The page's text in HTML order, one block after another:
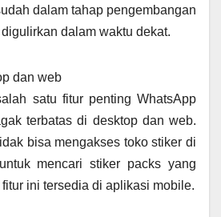
dalam tahap pengembangan
dalam waktu dekat.
dan web
satu fitur penting WhatsApp
terbatas di desktop dan web.
bisa mengakses toko stiker di
mencari stiker packs yang
ini tersedia di aplikasi mobile.